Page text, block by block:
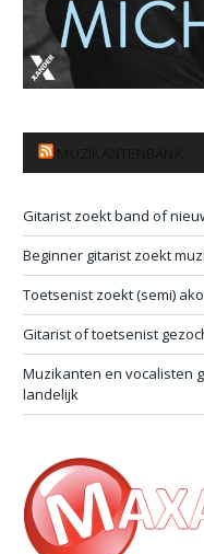
Gitarist zoekt band of
Beginner gitarist zoekt
Toetsenist zoekt (semi)
Gitarist of toetsenist
Muzikanten en vocalisten
landelijk